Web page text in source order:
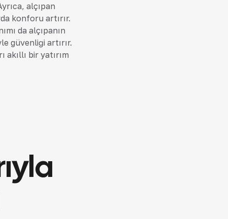
alçıpan
konforu artırır.
da alçıpanın
güvenliği artırır.
bir yatırım